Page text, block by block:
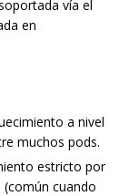
vía el
en
a nivel
muchos pods.
estricto por
cuando